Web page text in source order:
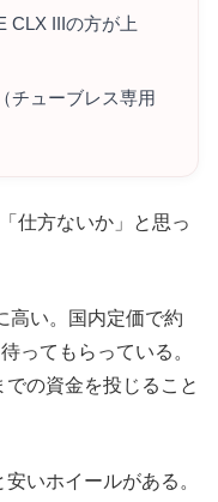
CLX IIIの方が上
チューブレス専用
仕方ないか」と思っ
高い。国内定価で約
ってもらっている。
の資金を投じること
いホイールがある。